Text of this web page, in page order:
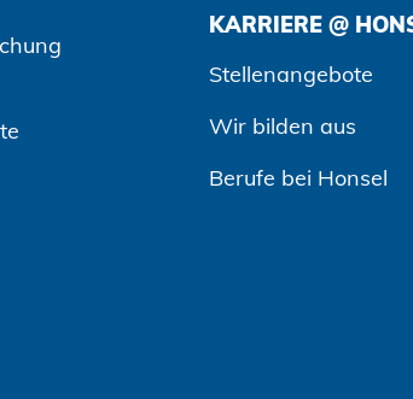
KARRIERE @
Stellenangebote
Wir bilden aus
Berufe bei Honsel